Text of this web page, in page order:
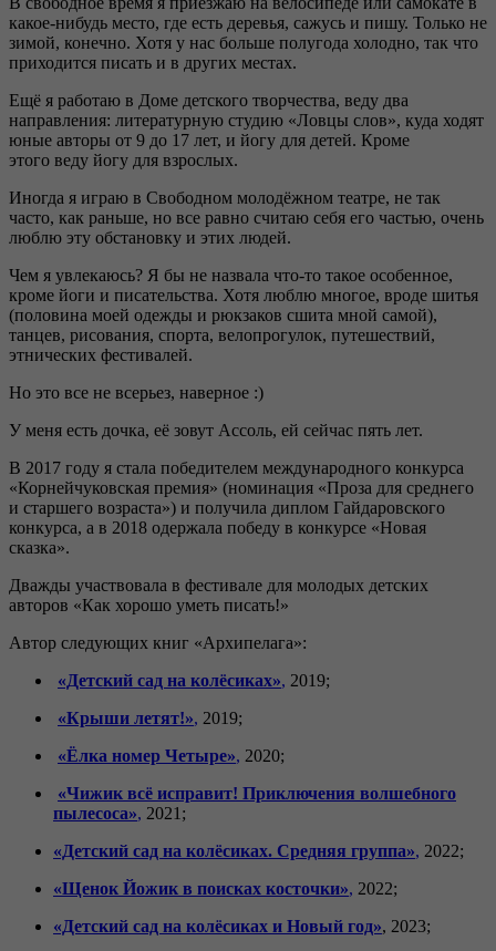
какое-нибудь место, где есть деревья, сажусь и пишу. Только не
зимой, конечно. Хотя у нас больше полугода холодно, так что
приходится писать и в других местах.
Ещё я работаю в Доме детского творчества, веду два
направления: литературную студию «Ловцы слов», куда ходят
юные авторы от 9 до 17 лет, и йогу для детей. Кроме
этого веду йогу для взрослых.
Иногда я играю в Свободном молодёжном театре, не так
часто, как раньше, но все равно считаю себя его частью, очень
люблю эту обстановку и этих людей.
Чем я увлекаюсь? Я бы не назвала что-то такое особенное,
кроме йоги и писательства. Хотя люблю многое, вроде шитья
(половина моей одежды и рюкзаков сшита мной самой),
танцев, рисования, спорта, велопрогулок, путешествий,
этнических фестивалей.
Но это все не всерьез, наверное :)
У меня есть дочка, её зовут Ассоль, ей сейчас пять лет.
В 2017 году я стала победителем международного конкурса
«Корнейчуковская премия» (номинация «Проза для среднего
и старшего возраста») и получила диплом Гайдаровского
конкурса, а в 2018 одержала победу в конкурсе «Новая
сказка».
Дважды участвовала в фестивале для молодых детских
авторов «Как хорошо уметь писать!»
Автор следующих книг «Архипелага»:
«Детский сад на колёсиках», 2019;
«Крыши летят!», 2019;
«Ёлка номер Четыре», 2020;
«Чижик всё исправит! Приключения волшебного
пылесоса», 2021;
«Детский сад на колёсиках. Средняя группа», 2022;
«Щенок Йожик в поисках косточки», 2022;
«Детский сад на колёсиках и Новый год», 2023;